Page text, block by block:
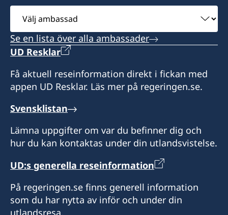
Honorärkonsul
Shabir Hussein
Välj
ambassad
Se en lista över alla ambassader
UD Resklar
Få aktuell reseinformation direkt i fickan med
appen UD Resklar. Läs mer på regeringen.se.
Svensklistan
Lämna uppgifter om var du befinner dig och
hur du kan kontaktas under din utlandsvistelse.
UD:s generella reseinformation
På regeringen.se finns generell information
som du har nytta av inför och under din
utlandsresa.